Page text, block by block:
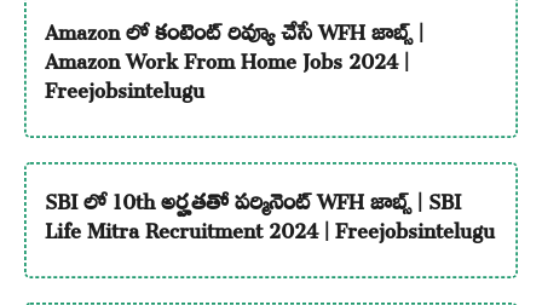
Amazon లో కంటెంట్ రివ్యూ చేసే WFH జాబ్స్ |
Amazon Work From Home Jobs 2024 |
Freejobsintelugu
SBI లో 10th అర్హతతో పర్మినెంట్ WFH జాబ్స్ | SBI
Life Mitra Recruitment 2024 | Freejobsintelugu